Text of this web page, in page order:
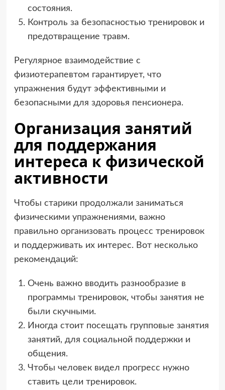
состояния.
Контроль за безопасностью тренировок и
предотвращение травм.
Регулярное взаимодействие с
физиотерапевтом гарантирует, что
упражнения будут эффективными и
безопасными для здоровья пенсионера.
Организация занятий
для поддержания
интереса к физической
активности
Чтобы старики продолжали заниматься
физическими упражнениями, важно
правильно организовать процесс тренировок
и поддерживать их интерес. Вот несколько
рекомендаций:
Очень важно вводить разнообразие в
программы тренировок, чтобы занятия не
были скучными.
Иногда стоит посещать групповые занятия
занятий, для социальной поддержки и
общения.
Чтобы человек видел прогресс нужно
ставить цели тренировок.